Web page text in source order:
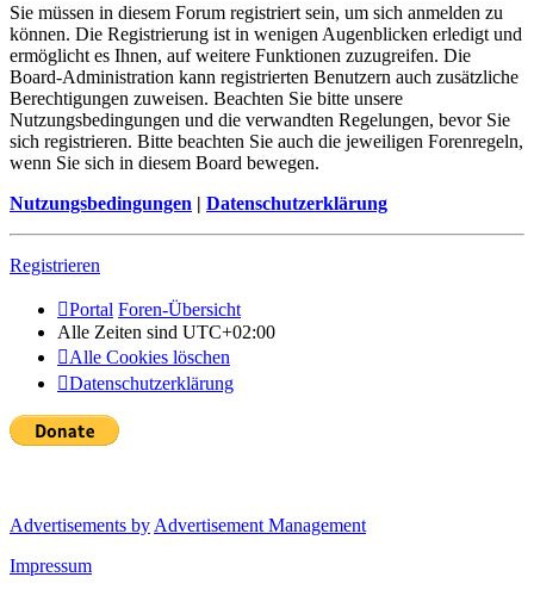
Sie müssen in diesem Forum registriert sein, um sich anmelden zu
können. Die Registrierung ist in wenigen Augenblicken erledigt und
ermöglicht es Ihnen, auf weitere Funktionen zuzugreifen. Die
Board-Administration kann registrierten Benutzern auch zusätzliche
Berechtigungen zuweisen. Beachten Sie bitte unsere
Nutzungsbedingungen und die verwandten Regelungen, bevor Sie
sich registrieren. Bitte beachten Sie auch die jeweiligen Forenregeln,
wenn Sie sich in diesem Board bewegen.
Nutzungsbedingungen | Datenschutzerklärung
Registrieren
Portal Foren-Übersicht
Alle Zeiten sind UTC+02:00
Alle Cookies löschen
Datenschutzerklärung
Advertisements by Advertisement Management
Impressum